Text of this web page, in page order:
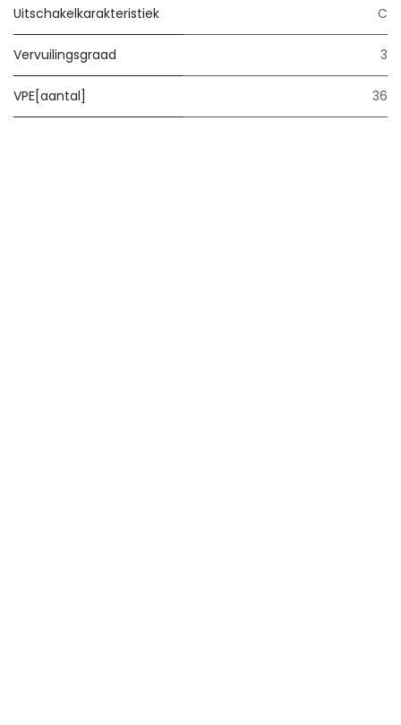
Uitschakelkarakteristiek C
Vervuilingsgraad 3
VPE[aantal] 36